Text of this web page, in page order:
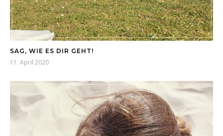
SAG, WIE ES DIR GEHT!
11. April 2020